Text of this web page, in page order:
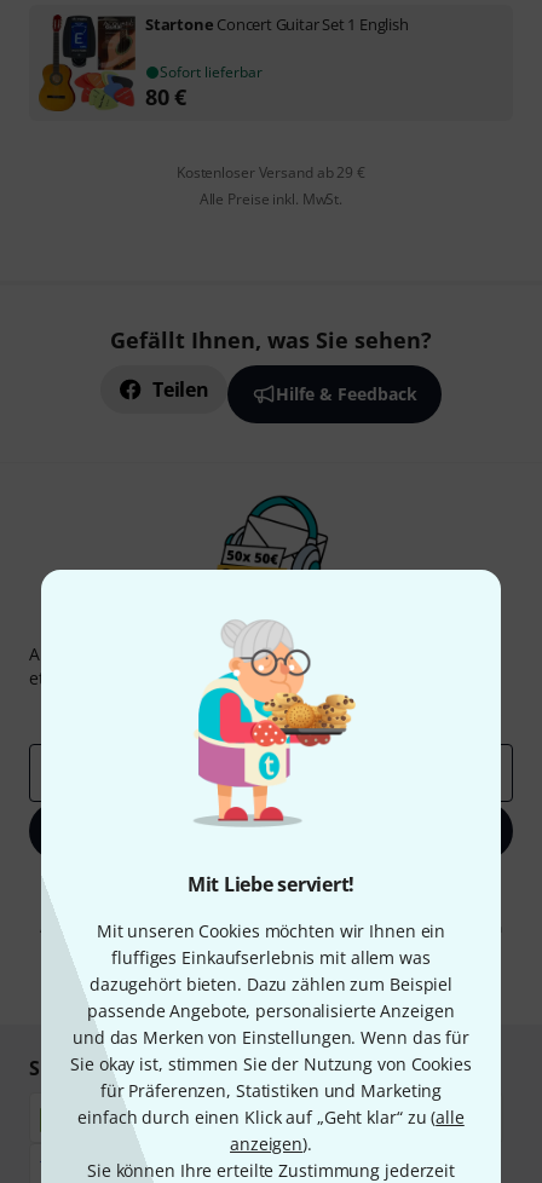
Mit Liebe serviert!
Mit unseren Cookies möchten wir Ihnen ein
fluffiges Einkaufserlebnis mit allem was
dazugehört bieten. Dazu zählen zum Beispiel
passende Angebote, personalisierte Anzeigen
und das Merken von Einstellungen. Wenn das für
Sie okay ist, stimmen Sie der Nutzung von Cookies
für Präferenzen, Statistiken und Marketing
einfach durch einen Klick auf „Geht klar“ zu (alle
anzeigen).
Sie können Ihre erteilte Zustimmung jederzeit
Startone Concert Guitar Set 1 English
Sofort lieferbar
80€
Kostenloser Versand ab 29 €
Alle Preise inkl. MwSt.
Gefällt Ihnen, was Sie sehen?
Teilen Hilfe & Feedback
Thomann Newsletter
Abonniere den Thomann Newsletter und gewinne mit
etwas Glück einen von50 Gutscheinen
Inspirierende Beiträge
Deals Thomann Insights
Jetzt anmelden
Mit Klick auf „Jetzt anmelden“ stimmen Sie dem Erhalt von E-Mail-
Werbung und einer Messung des E-Mail-Nutzungsverhaltens zu. Die
Abmeldung ist jederzeit möglich. Weitere Informationen finden Sie in
unseren
Datenschutzhinweisen
* Pflichtfeld
Sicher einkaufen & bezahlen